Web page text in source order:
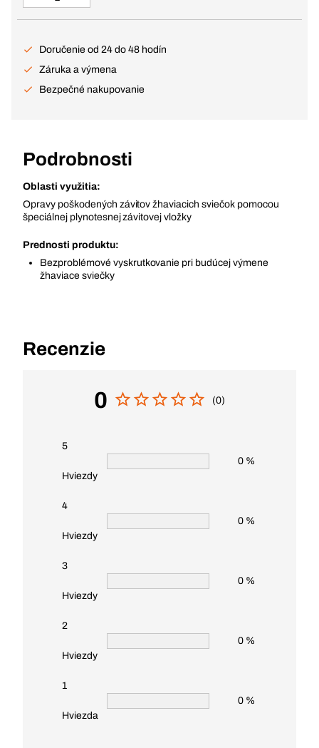
Doručenie od 24 do 48 hodín
Záruka a výmena
Bezpečné nakupovanie
Podrobnosti
Oblasti využitia:
Opravy poškodených závitov žhaviacich sviečok pomocou
špeciálnej plynotesnej závitovej vložky
Prednosti produktu:
Bezproblémové vyskrutkovanie pri budúcej výmene
žhaviace sviečky
Recenzie
0 (0)
5
Hviezdy
0 %
4
Hviezdy
0 %
3
Hviezdy
0 %
2
Hviezdy
0 %
1
Hviezda
0 %